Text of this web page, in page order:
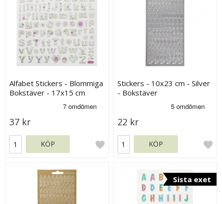
Alfabet Stickers - Blommiga
Bokstäver - 17x15 cm
37 kr
KÖP
Stickers - 10x23 cm - Silver
- Bokstäver
22 kr
KÖP
Sista exet